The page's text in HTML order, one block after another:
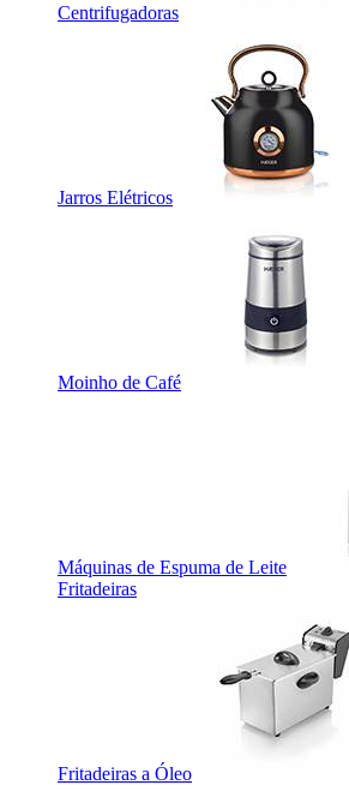
Centrifugadoras
Jarros Elétricos
Moinho de Café
Máquinas de Espuma de Leite
Fritadeiras
Fritadeiras a Óleo